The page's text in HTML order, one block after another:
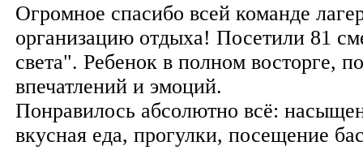
Огромное спасибо всей команде
организацию отдыха! Посетили 81
света". Ребенок в полном восторге,
впечатлений и эмоций.
Понравилось абсолютно всё:
вкусная еда, прогулки, посещение